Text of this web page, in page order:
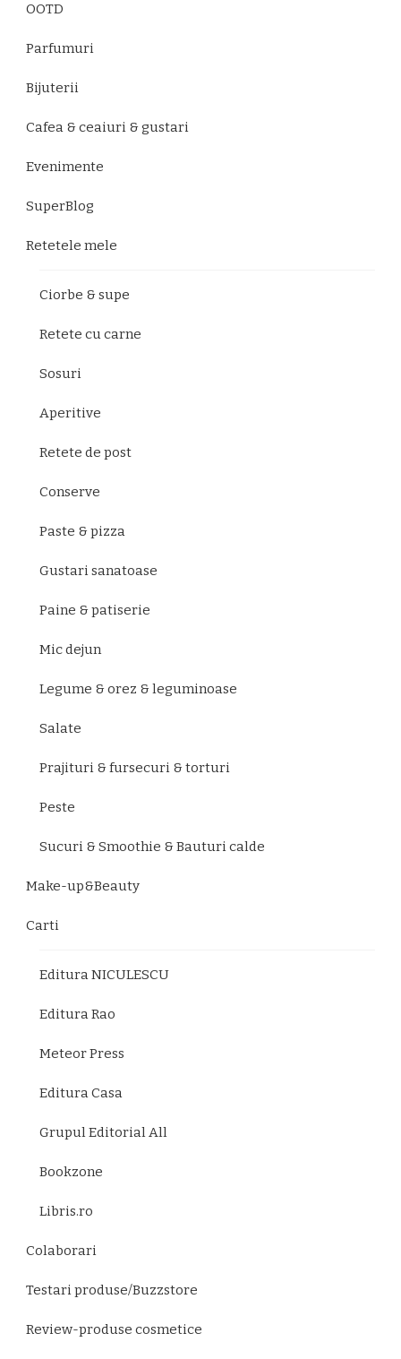
OOTD
Parfumuri
Bijuterii
Cafea & ceaiuri & gustari
Evenimente
SuperBlog
Retetele mele
Ciorbe & supe
Retete cu carne
Sosuri
Aperitive
Retete de post
Conserve
Paste & pizza
Gustari sanatoase
Paine & patiserie
Mic dejun
Legume & orez & leguminoase
Salate
Prajituri & fursecuri & torturi
Peste
Sucuri & Smoothie & Bauturi calde
Make-up&Beauty
Carti
Editura NICULESCU
Editura Rao
Meteor Press
Editura Casa
Grupul Editorial All
Bookzone
Libris.ro
Colaborari
Testari produse/Buzzstore
Review-produse cosmetice